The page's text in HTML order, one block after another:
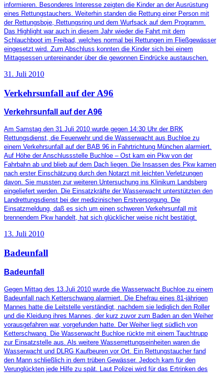
informieren. Besonderes Interesse zeigten die Kinder an der Ausrüstung
eines Rettungstauchers. Weiterhin standen die Rettung einer Person mit
der Rettungsboje, Rettungsring und dem Wurfsack auf dem Programm.
Das Highlight war auch in diesem Jahr wieder die Fahrt mit dem
Schlauchboot im Freibad, welches normal bei Rettungen im Fließgewässer
eingesetzt wird. Zum Abschluss konnten die Kinder sich bei einem
Mittagsessen untereinander über die gewonnen Eindrücke austauschen.
31. Juli 2010
Verkehrsunfall auf der A96
Verkehrsunfall auf der A96
Am Samstag den 31.Juli 2010 wurde gegen 14:30 Uhr der BRK
Rettungsdienst, die Feuerwehr und die Wasserwacht aus Buchloe zu
einem Verkehrsunfall auf der BAB 96 in Fahrtrichtung München alarmiert.
Auf Höhe der Anschlussstelle Buchloe – Ost kam ein Pkw von der
Fahrbahn ab und blieb auf dem Dach liegen. Die Insassen des Pkw kamen
nach erster Einschätzung durch den Notarzt mit leichten Verletzungen
davon. Sie mussten zur weiteren Untersuchung ins Klinikum Landsberg
eingeliefert werden. Die Einsatzkräfte der Wasserwacht unterstützten den
Landrettungsdienst bei der medizinischen Erstversorgung. Die
Einsatzmeldung, daß es sich um einen schweren Verkehrsunfall mit
brennendem Pkw handelt, hat sich glücklicher weise nicht bestätigt.
13. Juli 2010
Badeunfall
Badeunfall
Gegen Mittag des 13.Juli 2010 wurde die Wasserwacht Buchloe zu einem
Badeunfall nach Ketterschwang alarmiert. Die Ehefrau eines 81-jährigen
Mannes hatte die Leitstelle verständigt, nachdem sie lediglich den Roller
und die Kleidung ihres Mannes, der kurz zuvor zum Baden an den Weiher
vorausgefahren war, vorgefunden hatte. Der Weiher liegt südlich von
Ketterschwang. Die Wasserwacht Buchloe rückte mit einem Tauchtrupp
zur Einsatzstelle aus. Als weitere Wasserrettungseinheiten waren die
Wasserwacht und DLRG Kaufbeuren vor Ort. Ein Rettungstaucher fand
den Mann schließlich in dem trüben Gewässer. Jedoch kam für den
Verunglückten jede Hilfe zu spät. Laut Polizei wird für das Ertrinken des